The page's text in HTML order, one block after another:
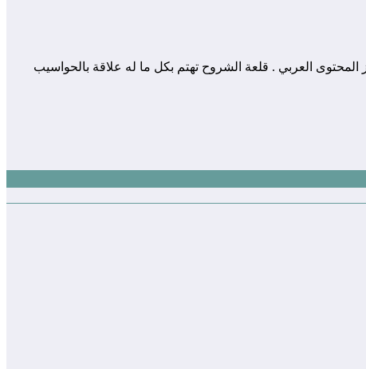
المساهمة في إثراء و تعزيز المحتوى العربي . قلعة الشروح تهتم بكل ما له علاقة بالحواسيب